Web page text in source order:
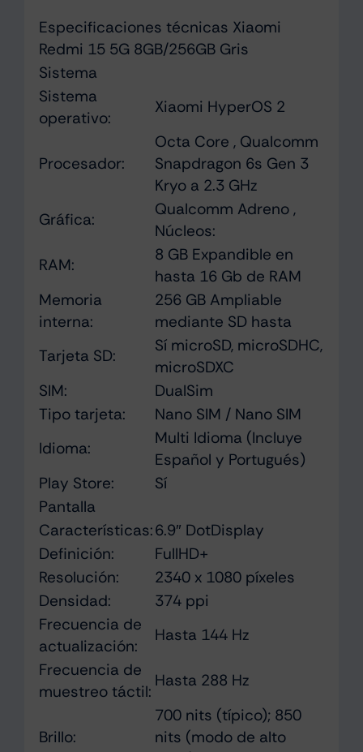
Especificaciones técnicas Xiaomi
Redmi 15 5G 8GB/256GB Gris
Sistema
Sistema
operativo:
Xiaomi HyperOS 2
Procesador:
Octa Core , Qualcomm
Snapdragon 6s Gen 3
Kryo a 2.3 GHz
Gráfica:
Qualcomm Adreno ,
Núcleos:
RAM:
8 GB Expandible en
hasta 16 Gb de RAM
Memoria
interna:
256 GB Ampliable
mediante SD hasta
Tarjeta SD:
Sí microSD, microSDHC,
microSDXC
SIM:
DualSim
Tipo tarjeta:
Nano SIM / Nano SIM
Idioma:
Multi Idioma (Incluye
Español y Portugués)
Play Store:
Sí
Pantalla
Características:6.9″ DotDisplay
Definición:
FullHD+
Resolución:
2340 x 1080 píxeles
Densidad:
374 ppi
Frecuencia de
actualización:
Hasta 144 Hz
Frecuencia de
muestreo táctil:
Hasta 288 Hz
Brillo:
700 nits (típico); 850
nits (modo de alto